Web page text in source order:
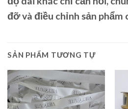
đỡ và điều chỉnh sản phẩm
SẢN PHẨM TƯƠNG TỰ